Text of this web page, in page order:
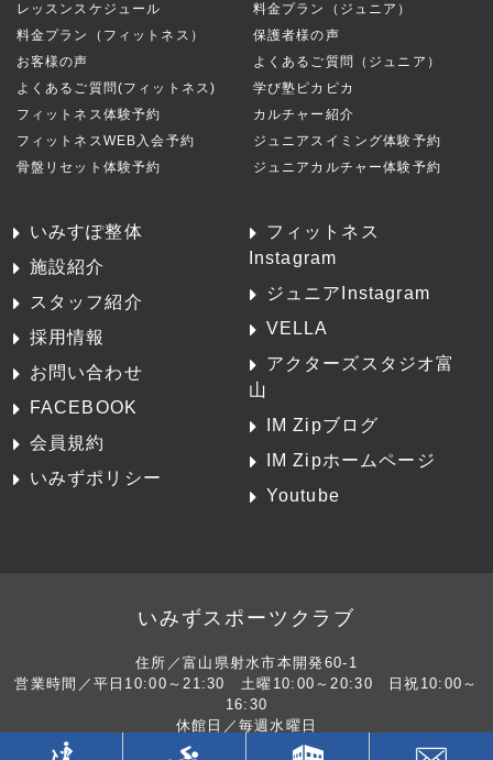
レッスンスケジュール
料金プラン（フィットネス）
お客様の声
よくあるご質問(フィットネス)
フィットネス体験予約
フィットネスWEB入会予約
骨盤リセット体験予約
料金プラン（ジュニア）
保護者様の声
よくあるご質問（ジュニア）
学び塾ピカピカ
カルチャー紹介
ジュニアスイミング体験予約
ジュニアカルチャー体験予約
いみすぽ整体
施設紹介
スタッフ紹介
採用情報
お問い合わせ
FACEBOOK
会員規約
いみずポリシー
フィットネス
Instagram
ジュニアInstagram
VELLA
アクターズスタジオ富
山
IM Zipブログ
IM Zipホームページ
Youtube
いみずスポーツクラブ
住所／富山県射水市本開発60-1
営業時間／平日10:00～21:30 土曜10:00～20:30 日祝10:00～
16:30
休館日／毎週水曜日